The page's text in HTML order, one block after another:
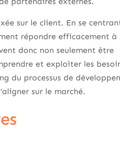
sur le client. En se
répondre efficacement à
donc non seulement être
et exploiter les
du processus de
sur le marché.